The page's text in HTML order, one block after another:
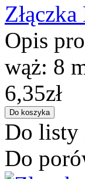
Opis
wąż: 8
6,35zł
Do listy
Do